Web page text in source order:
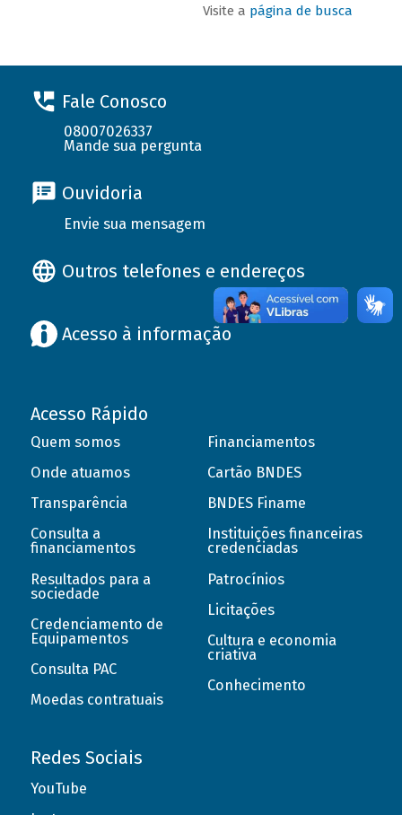
Visite a página de busca
Fale Conosco
08007026337
Mande sua pergunta
Ouvidoria
Envie sua mensagem
Outros telefones e endereços
Acesso à informação
Acesso Rápido
Quem somos
Onde atuamos
Transparência
Consulta a
financiamentos
Resultados para a
sociedade
Credenciamento de
Equipamentos
Consulta PAC
Moedas contratuais
Financiamentos
Cartão BNDES
BNDES Finame
Instituições financeiras
credenciadas
Patrocínios
Licitações
Cultura e economia
criativa
Conhecimento
Redes Sociais
YouTube